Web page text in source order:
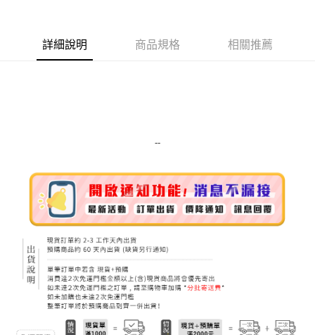
街口支付
全家取貨付款
每筆NT$80，滿NT$999(含以上)免運費
每筆NT$80，滿NT$999(含以上)免運費
7-11取貨付款
每筆NT$80，滿NT$999(含以上)免運費
7-11純取貨 (先付款
詳細說明 商品規格 相關推薦
--